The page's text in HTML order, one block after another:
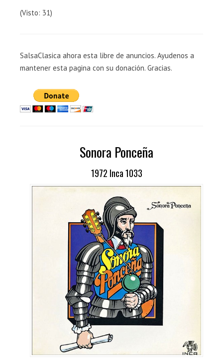
(Visto: 31)
SalsaClasica ahora esta libre de anuncios. Ayudenos a
mantener esta pagina con su donación. Gracias.
Sonora Ponceña
1972 Inca 1033